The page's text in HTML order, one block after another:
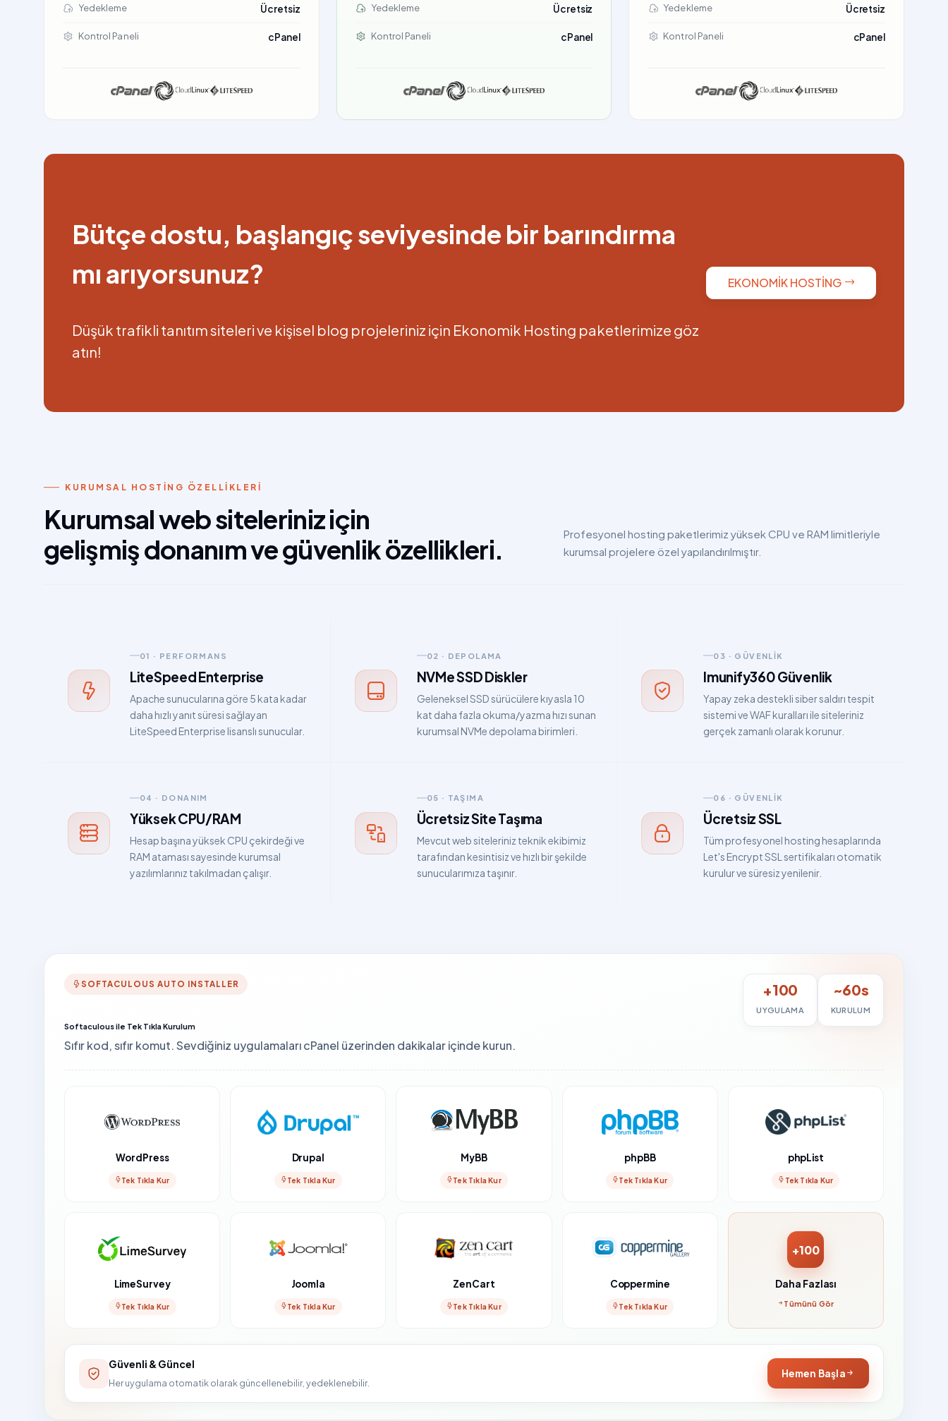
Yedekleme Ücretsiz
Kontrol Paneli cPanel
Yedekleme Ücretsiz
Kontrol Paneli cPanel
Yedekleme Ücretsiz
Kontrol Paneli cPanel
Bütçe dostu, başlangıç seviyesinde bir barındırma
mı arıyorsunuz?
Düşük trafikli tanıtım siteleri ve kişisel blog projeleriniz için Ekonomik Hosting paketlerimize göz
atın!
EKONOMIK HOSTING
KURUMSAL HOSTING ÖZELLIKLERI
Kurumsal web siteleriniz için
gelişmiş donanım ve güvenlik özellikleri.
Profesyonel hosting paketlerimiz yüksek CPU ve RAM limitleriyle
kurumsal projelere özel yapılandırılmıştır.
01 · PERFORMANS
LiteSpeed Enterprise
Apache sunucularına göre 5 kata kadar
daha hızlı yanıt süresi sağlayan
LiteSpeed Enterprise lisanslı sunucular.
02 · DEPOLAMA
NVMe SSD Diskler
Geleneksel SSD sürücülere kıyasla 10
kat daha fazla okuma/yazma hızı sunan
kurumsal NVMe depolama birimleri.
03 · GÜVENLIK
Imunify360 Güvenlik
Yapay zeka destekli siber saldırı tespit
sistemi ve WAF kuralları ile siteleriniz
gerçek zamanlı olarak korunur.
04 · DONANIM
Yüksek CPU/RAM
Hesap başına yüksek CPU çekirdeği ve
RAM ataması sayesinde kurumsal
yazılımlarınız takılmadan çalışır.
05 · TAŞIMA
Ücretsiz Site Taşıma
Mevcut web siteleriniz teknik ekibimiz
tarafından kesintisiz ve hızlı bir şekilde
sunucularımıza taşınır.
06 · GÜVENLIK
Ücretsiz SSL
Tüm profesyonel hosting hesaplarında
Let's Encrypt SSL sertifikaları otomatik
kurulur ve süresiz yenilenir.
SOFTACULOUS AUTO INSTALLER
Softaculousile Tek Tıkla Kurulum
Sıfır kod, sıfır komut. Sevdiğiniz uygulamaları cPanel üzerinden dakikalar içinde kurun.
+100
UYGULAMA
~60s
KURULUM
WordPress
Tek Tıkla Kur
Drupal
Tek Tıkla Kur
MyBB
Tek Tıkla Kur
phpBB
Tek Tıkla Kur
phpList
Tek Tıkla Kur
LimeSurvey
Tek Tıkla Kur
Joomla
Tek Tıkla Kur
ZenCart
Tek Tıkla Kur
Coppermine
Tek Tıkla Kur
+100
Daha Fazlası
Tümünü Gör
Güvenli & Güncel
Her uygulama otomatik olarak güncellenebilir, yedeklenebilir.
Hemen Başla